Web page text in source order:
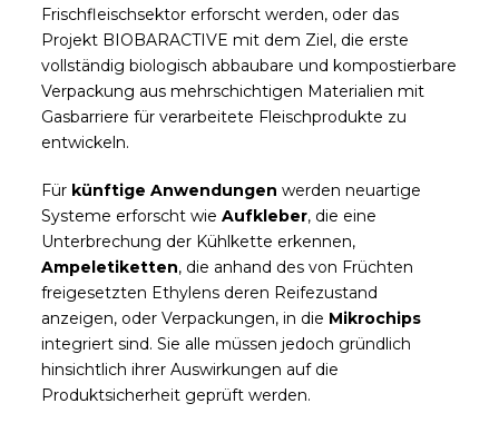
Frischfleischsektor erforscht werden, oder das
Projekt BIOBARACTIVE mit dem Ziel, die erste
vollständig biologisch abbaubare und kompostierbare
Verpackung aus mehrschichtigen Materialien mit
Gasbarriere für verarbeitete Fleischprodukte zu
entwickeln.
Für künftige Anwendungen werden neuartige
Systeme erforscht wieAufkleber, die eine
Unterbrechung der Kühlkette erkennen,
Ampeletiketten, die anhand des von Früchten
freigesetzten Ethylens deren Reifezustand
anzeigen, oder Verpackungen, in die Mikrochips
integriert sind. Sie alle müssen jedoch gründlich
hinsichtlich ihrer Auswirkungen auf die
Produktsicherheit geprüft werden.